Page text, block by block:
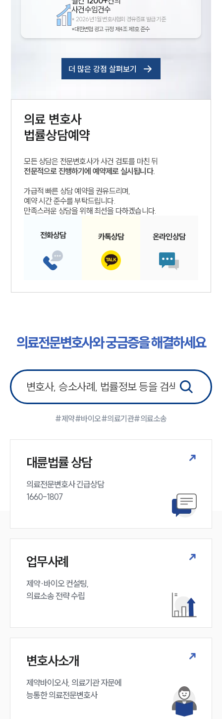
사건수임건수
* 2026년 1월 변호사협회 경유증표 발급 기준
*대한변협 광고 규정 제4조 제1호 준수
더 많은 강점 살펴보기
의료 변호사
법률상담예약
모든 상담은 전문변호사가 사건 검토를 마친 뒤
전문적으로 진행하기에 예약제로 실시됩니다.
가급적 빠른 상담 예약을 권유드리며,
예약 시간 준수를 부탁드립니다.
만족스러운 상담을 위해 최선을 다하겠습니다.
전화상담 카톡상담 온라인상담
의료전문변호사와 궁금증을 해결하세요
#제약#바이오#의료기관#의료소송
대륜법률 상담
의료전문변호사 긴급상담
1660-1807
업무사례
제약·바이오 컨설팅,
의료소송 전략 수립
변호사소개
제약바이오사, 의료기관 자문에
능통한 의료전문변호사